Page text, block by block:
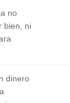
no
bien, ni
dinero